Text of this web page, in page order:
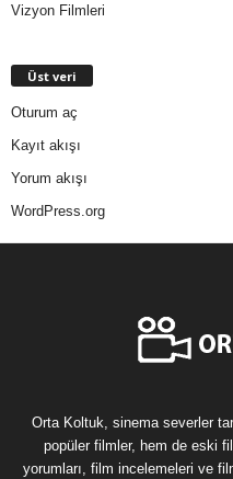
Vizyon Filmleri
Üst veri
Oturum aç
Kayıt akışı
Yorum akışı
WordPress.org
Orta Koltuk, sinema severler
popüler filmler, hem de eski
yorumları, film incelemeleri ve